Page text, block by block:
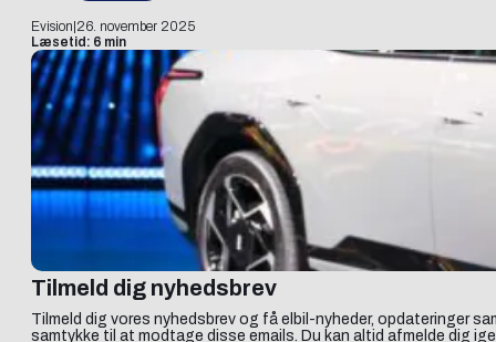
Evision 26. november 2025
Læsetid: 6 min
Tilmeld dig nyhedsbrev
Tilmeld dig vores nyhedsbrev og få elbil-nyheder, opdateringer
samtykke til at modtage disse emails. Du kan altid afmelde dig